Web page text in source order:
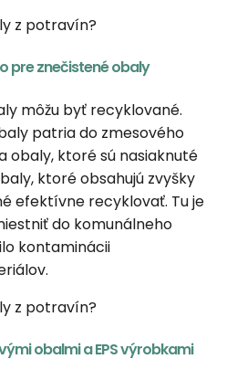
pre znečistené obaly
môžu byť recyklované.
patria do zmesového
obaly, ktoré sú nasiaknuté
ktoré obsahujú zvyšky
efektívne recyklovať. Tu je
do komunálneho
kontaminácii
obalmi a EPS výrobkami